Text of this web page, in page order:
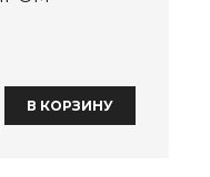
В КОРЗИНУ